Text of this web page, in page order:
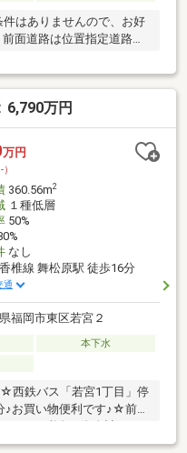
はありませんので、お好
面道路は位置指定道路
6,790万円
万円
360.56m2
１種低層
50%
なし
椎線 舞松原駅 徒歩16分
通
福岡市東区若宮２
本下水
鉄バス「若宮1丁目」停
お買い物便利です♪☆前面
がたくさんある！A.すべ